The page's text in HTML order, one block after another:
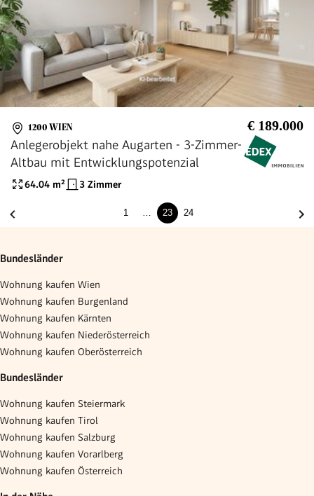
1200 WIEN € 189.000
Anlegerobjekt nahe Augarten - 3-Zimmer-
Altbau mit Entwicklungspotenzial
64.04 m² 3 Zimmer
1 … 23 24
Bundesländer
Wohnung kaufen Wien
Wohnung kaufen Burgenland
Wohnung kaufen Kärnten
Wohnung kaufen Niederösterreich
Wohnung kaufen Oberösterreich
Bundesländer
Wohnung kaufen Steiermark
Wohnung kaufen Tirol
Wohnung kaufen Salzburg
Wohnung kaufen Vorarlberg
Wohnung kaufen Österreich